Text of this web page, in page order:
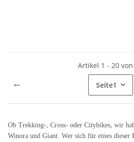
Artikel 1 - 20 von
Seite1
Ob Trekking-, Cross- oder Citybikes, wir
Winora und Giant. Wer sich für eines dieser